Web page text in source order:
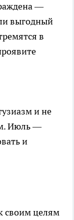
—
выгодный
в
и не
Июль —
и
своим целям